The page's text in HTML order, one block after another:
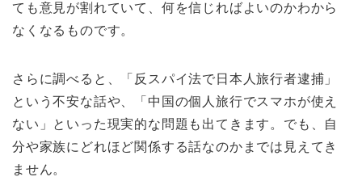
ても意見が割れていて、何を信じればよいのかわから
なくなるものです。
さらに調べると、「反スパイ法で日本人旅行者逮捕」
という不安な話や、「中国の個人旅行でスマホが使え
ない」といった現実的な問題も出てきます。でも、自
分や家族にどれほど関係する話なのかまでは見えてき
ません。